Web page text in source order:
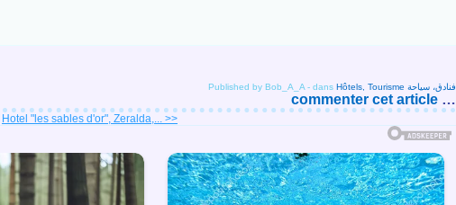
Published by Bob_A_A - dans Hôtels, Tourisme فنادق، سياحة
commenter cet article …
Hotel "les sables d'or", Zeralda,... >>